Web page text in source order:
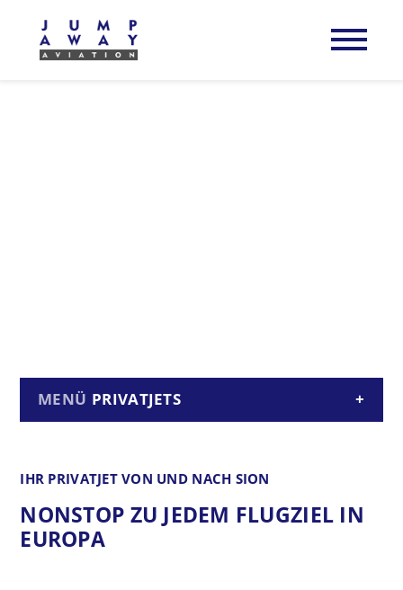
PRIVATJETS
IHR PRIVATJET VON UND NACH SION
NONSTOP ZU JEDEM FLUGZIEL IN
EUROPA